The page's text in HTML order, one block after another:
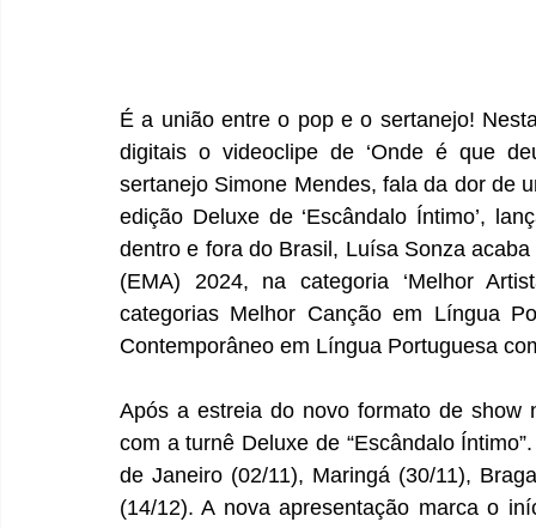
É a união entre o pop e o sertanejo!
digitais o videoclipe de ‘Onde é que
sertanejo Simone Mendes, fala da dor de
edição Deluxe de ‘Escândalo Íntimo’,
dentro e fora do Brasil, Luísa Sonza
(EMA) 2024, na categoria ‘Melhor
categorias Melhor Canção em Língua
Contemporâneo em Língua Portuguesa
Após a estreia do novo formato de
com a turnê Deluxe de “Escândalo
de Janeiro (02/11), Maringá (30/11),
(14/12). A nova apresentação marca o